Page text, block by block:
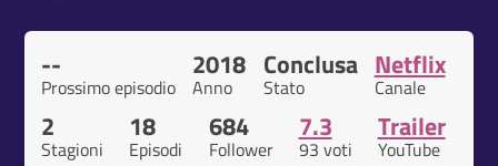
--
Prossimo episodio
2018
Anno
Conclusa
Stato
Netflix
Canale
2
Stagioni
18
Episodi
684
Follower
7.3
93 voti
Trailer
YouTube